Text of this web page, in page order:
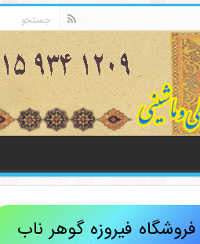
فروشگاه فیروزه گوهر ناب